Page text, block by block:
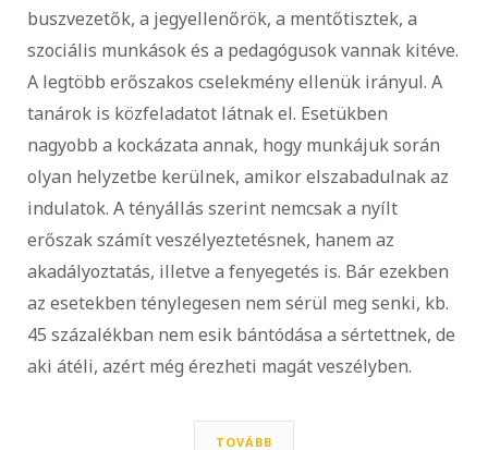
buszvezetők, a jegyellenőrök, a mentőtisztek, a
szociális munkások és a pedagógusok vannak kitéve.
A legtöbb erőszakos cselekmény ellenük irányul. A
tanárok is közfeladatot látnak el. Esetükben
nagyobb a kockázata annak, hogy munkájuk során
olyan helyzetbe kerülnek, amikor elszabadulnak az
indulatok. A tényállás szerint nemcsak a nyílt
erőszak számít veszélyeztetésnek, hanem az
akadályoztatás, illetve a fenyegetés is. Bár ezekben
az esetekben ténylegesen nem sérül meg senki, kb.
45 százalékban nem esik bántódása a sértettnek, de
aki átéli, azért még érezheti magát veszélyben.
TOVÁBB